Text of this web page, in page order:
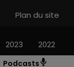
Podcasts
Plan du site
2023 2022